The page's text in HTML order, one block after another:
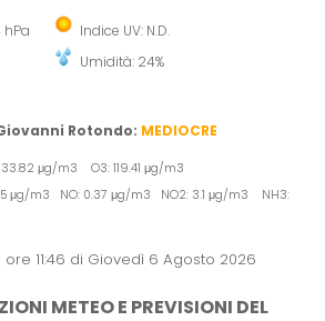
hPa
Indice UV: N.D.
Umidità: 24%
Rotondo: MEDIOCRE
μg/m3 O3: 119.41 μg/m3
μg/m3 NO: 0.37 μg/m3 NO2: 3.1 μg/m3 NH3:
11:46 di Giovedì 6 Agosto 2026
METEO E PREVISIONI DEL